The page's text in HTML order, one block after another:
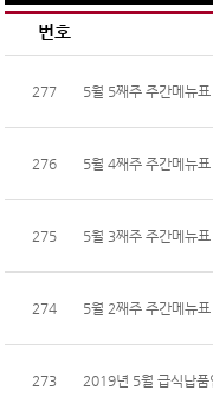
번호
277 5월 5째주 주간메뉴
276 5월 4째주 주간메뉴
275 5월 3째주 주간메뉴
274 5월 2째주 주간메뉴
273 2019년 5월 급식납품